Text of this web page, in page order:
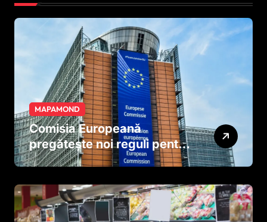
MAPAMOND
Comisia Europeană
pregătește noi reguli pentru
tutun și țigările electronice